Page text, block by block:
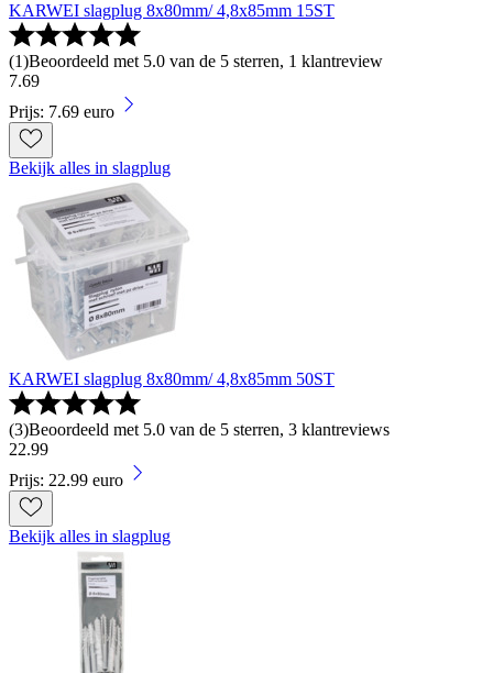
KARWEI slagplug 8x80mm/ 4,8x85mm 15ST
(1)Beoordeeld met 5.0 van de 5 sterren, 1 klantreview
7.69
Prijs: 7.69 euro
Bekijk alles in slagplug
KARWEI slagplug 8x80mm/ 4,8x85mm 50ST
(3)Beoordeeld met 5.0 van de 5 sterren, 3 klantreviews
22.99
Prijs: 22.99 euro
Bekijk alles in slagplug